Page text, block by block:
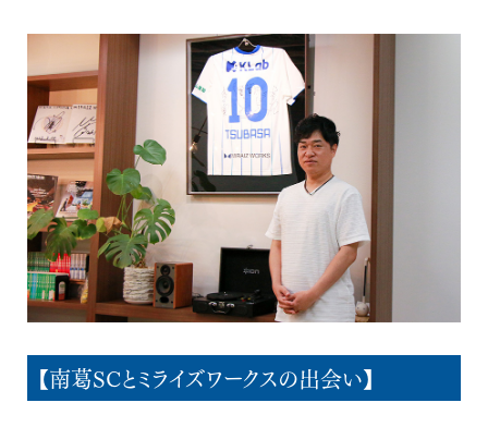
【南葛SCとミライズワークスの出会い】